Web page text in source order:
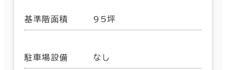
基準階面積 95坪
駐車場設備 なし